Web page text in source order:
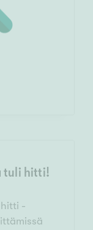
tuli hitti!
-